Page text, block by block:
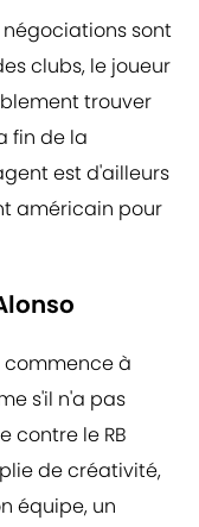
sont
clubs, le joueur
trouver
fin de la
est d'ailleurs
américain pour
commence à
s'il n'a pas
contre le RB
de créativité,
équipe, un